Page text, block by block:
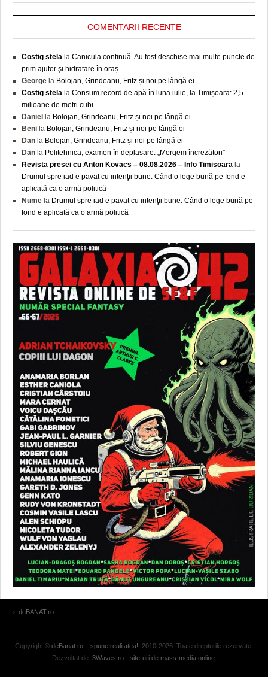
COMENTARII RECENTE
Costig stela la Canicula continuă. Au fost deschise mai multe puncte de
prim ajutor şi hidratare în oraș
George la Bolojan, Grindeanu, Fritz și noi pe lângă ei
Costig stela la Consum record de apă în luna iulie, la Timișoara: 2,5
milioane de metri cubi
Daniel
la Bolojan, Grindeanu, Fritz și noi pe lângă ei
Beni la Bolojan, Grindeanu, Fritz și noi pe lângă ei
Dan la Bolojan, Grindeanu, Fritz și noi pe lângă ei
Dan la Politehnica, examen în deplasare: „Mergem încrezători”
Revista presei cu Anton Kovacs – 08.08.2026 – Info Timișoara la
Drumul spre iad e pavat cu intenţii bune. Când o lege bună pe fond e
aplicată ca o armă politică
Nume la Drumul spre iad e pavat cu intenţii bune. Când o lege bună pe
fond e aplicată ca o armă politică
deBANAT.ro
Copyright © deBanat.ro – spune realitatea! , 2010-2026. Toate drepturile rezervate.
Dezvoltat de: 3Waves.ro - site-uri de mass-media online.